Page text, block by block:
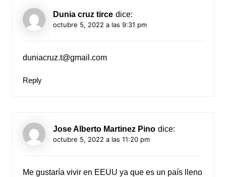
Dunia cruz tirce dice:
octubre 5, 2022 a las 9:31 pm
duniacruz.t@gmail.com
Reply
Jose Alberto Martinez Pino dice:
octubre 5, 2022 a las 11:20 pm
Me gustaría vivir en EEUU ya que es un país lleno